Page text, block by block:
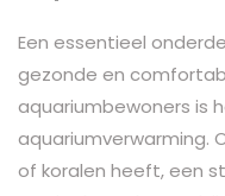
Een essentieel
gezonde en
aquariumbewoners is
aquariumverwarming.
of koralen heeft, een